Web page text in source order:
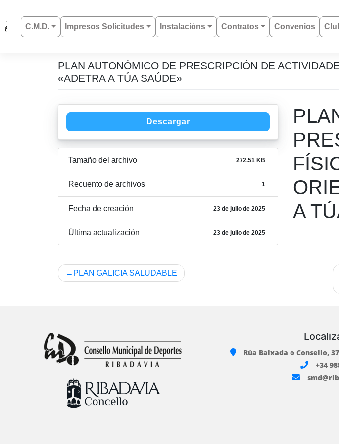
C.M.D. Impresos Solicitudes Instalacións Contratos Convenios
PLAN AUTONÓMICO DE PRESCRIPCIÓN DE
«ADETRA A TÚA SAÚDE»
Descargar
Tamaño del archivo 272.51 KB
Recuento de archivos 1
Fecha de creación 23 de julio de 2025
Última actualización 23 de julio de 2025
A
Navegación
PLAN GALICIA SALUDABLE
Rúa Baixada o Consello,
+34